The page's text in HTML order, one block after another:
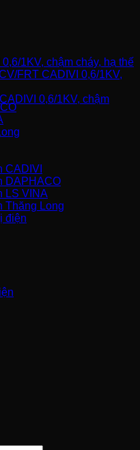
CADIVI
DAPHACO
LS VINA
Thăng Long
điện